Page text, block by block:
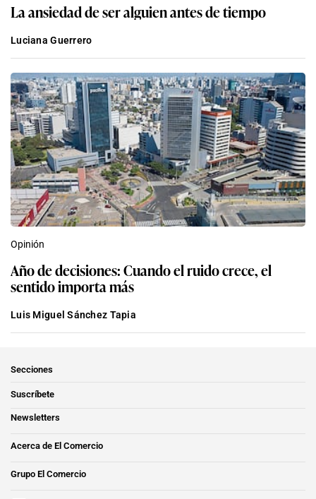
La ansiedad de ser alguien antes de tiempo
Luciana Guerrero
Opinión
Año de decisiones: Cuando el ruido crece, el
sentido importa más
Luis Miguel Sánchez Tapia
Secciones
Suscríbete
Newsletters
Acerca de El Comercio
Grupo El Comercio